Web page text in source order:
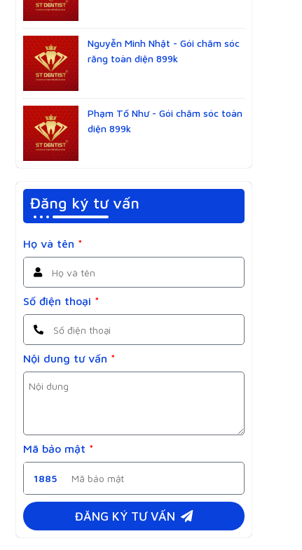
Nguyễn Minh Nhật - Gói chăm sóc
răng toàn diện 899k
Phạm Tố Như - Gói chăm sóc toàn
diện 899k
Đăng ký tư vấn
Họ và tên *
Số điện thoại *
Nội dung tư vấn *
Mã bảo mật *
1885
ĐĂNG KÝ TƯ VẤN